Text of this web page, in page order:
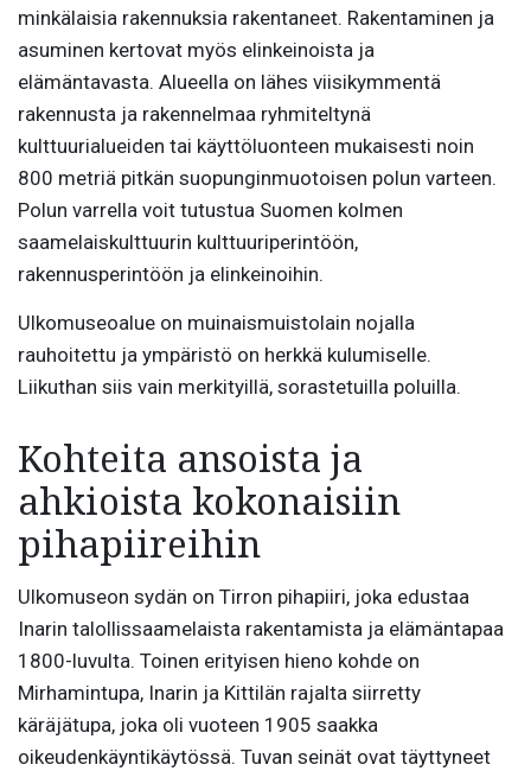
minkälaisia rakennuksia rakentaneet. Rakentaminen ja
asuminen kertovat myös elinkeinoista ja
elämäntavasta. Alueella on lähes viisikymmentä
rakennusta ja rakennelmaa ryhmiteltynä
kulttuurialueiden tai käyttöluonteen mukaisesti noin
800 metriä pitkän suopunginmuotoisen polun varteen.
Polun varrella voit tutustua Suomen kolmen
saamelaiskulttuurin kulttuuriperintöön,
rakennusperintöön ja elinkeinoihin.
Ulkomuseoalue on muinaismuistolain nojalla
rauhoitettu ja ympäristö on herkkä kulumiselle.
Liikuthan siis vain merkityillä, sorastetuilla poluilla.
Kohteita ansoista ja
ahkioista kokonaisiin
pihapiireihin
Ulkomuseon sydän on Tirron pihapiiri, joka edustaa
Inarin talollissaamelaista rakentamista ja elämäntapaa
1800-luvulta. Toinen erityisen hieno kohde on
Mirhamintupa, Inarin ja Kittilän rajalta siirretty
käräjätupa, joka oli vuoteen 1905 saakka
oikeudenkäyntikäytössä. Tuvan seinät ovat täyttyneet